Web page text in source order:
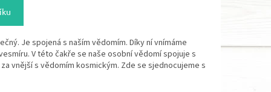
Je spojená s naším vědomím. Díky nívnímáme
V této čakře se naše osobní vědomí spojuje s
vnější s vědomím kosmickým. Zde se sjednocujeme s